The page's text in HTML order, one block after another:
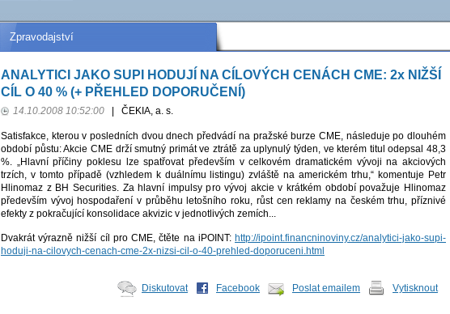
Zpravodajství
ANALYTICI JAKO SUPI HODUJÍ NA CÍLOVÝCH CENÁCH CME: 2x NIŽŠÍ
CÍL O 40 % (+ PŘEHLED DOPORUČENÍ)
14.10.2008 10:52:00 ČEKIA, a. s.
Satisfakce, kterou v posledních dvou dnech předvádí na pražské burze CME, následuje po dlouhém
období půstu: Akcie CME drží smutný primát ve ztrátě za uplynulý týden, ve kterém titul odepsal 48,3
%. „Hlavní příčiny poklesu lze spatřovat především v celkovém dramatickém vývoji na akciových
trzích, v tomto případě (vzhledem k duálnímu listingu) zvláště na americkém trhu,“ komentuje Petr
Hlinomaz z BH Securities. Za hlavní impulsy pro vývoj akcie v krátkém období považuje Hlinomaz
především vývoj hospodaření v průběhu letošního roku, růst cen reklamy na českém trhu, příznivé
efekty z pokračující konsolidace akvizic v jednotlivých zemích...
Dvakrát výrazně nižší cíl pro CME, čtěte na iPOINT: http://ipoint.financninoviny.cz/analytici-jako-supi-
hoduji-na-cilovych-cenach-cme-2x-nizsi-cil-o-40-prehled-doporuceni.html
Diskutovat Facebook Poslat emailem Vytisknout